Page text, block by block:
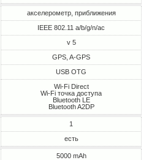
акселерометр, приближения
IEEE 802.11 a/b/g/n/ac
v 5
GPS, A-GPS
USB OTG
Wi-Fi Direct
Wi-Fi точка доступа
Bluetooth LE
Bluetooth A2DP
1
есть
5000 mAh